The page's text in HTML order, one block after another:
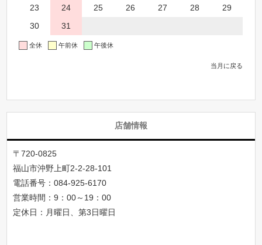
23
24 25 26 27 28
29
30
31
全休 午前休 午後休
当月に戻る
店舗情報
〒720-0825
福山市沖野上町2-2-28-101
電話番号：084-925-6170
営業時間：9：00～19：00
定休日：月曜日、第3日曜日